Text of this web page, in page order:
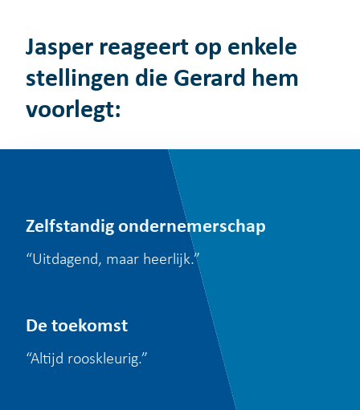
Jasper reageert op enkele
stellingen die Gerard hem
voorlegt:
Zelfstandig ondernemerschap
“Uitdagend, maar heerlijk.”
De toekomst
“Altijd rooskleurig.”